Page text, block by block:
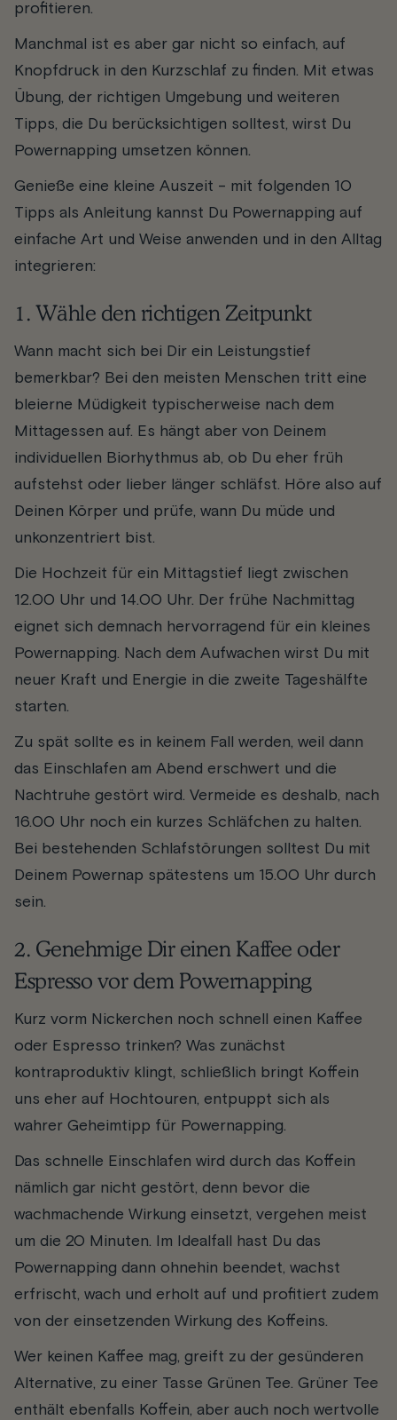
profitieren.
Manchmal ist es aber gar nicht so einfach, auf
Knopfdruck in den Kurzschlaf zu finden. Mit etwas
Übung, der richtigen Umgebung und weiteren
Tipps, die Du berücksichtigen solltest, wirst Du
Powernapping umsetzen können.
Genieße eine kleine Auszeit - mit folgenden 10
Tipps als Anleitung kannst Du Powernapping auf
einfache Art und Weise anwenden und in den Alltag
integrieren:
1. Wähle den richtigen Zeitpunkt
Wann macht sich bei Dir ein Leistungstief
bemerkbar? Bei den meisten Menschen tritt eine
bleierne Müdigkeit typischerweise nach dem
Mittagessen auf. Es hängt aber von Deinem
individuellen Biorhythmus ab, ob Du eher früh
aufstehst oder lieber länger schläfst. Höre also auf
Deinen Körper und prüfe, wann Du müde und
unkonzentriert bist.
Die Hochzeit für ein Mittagstief liegt zwischen
12.00 Uhr und 14.00 Uhr. Der frühe Nachmittag
eignet sich demnach hervorragend für ein kleines
Powernapping. Nach dem Aufwachen wirst Du mit
neuer Kraft und Energie in die zweite Tageshälfte
starten.
Zu spät sollte es in keinem Fall werden, weil dann
das Einschlafen am Abend erschwert und die
Nachtruhe gestört wird. Vermeide es deshalb, nach
16.00 Uhr noch ein kurzes Schläfchen zu halten.
Bei bestehenden Schlafstörungen solltest Du mit
Deinem Powernap spätestens um 15.00 Uhr durch
sein.
2. Genehmige Dir einen Kaffee oder
Espresso vor dem Powernapping
Kurz vorm Nickerchen noch schnell einen Kaffee
oder Espresso trinken? Was zunächst
kontraproduktiv klingt, schließlich bringt Koffein
uns eher auf Hochtouren, entpuppt sich als
wahrer Geheimtipp für Powernapping.
Das schnelle Einschlafen wird durch das Koffein
nämlich gar nicht gestört, denn bevor die
wachmachende Wirkung einsetzt, vergehen meist
um die 20 Minuten. Im Idealfall hast Du das
Powernapping dann ohnehin beendet, wachst
erfrischt, wach und erholt auf und profitiert zudem
von der einsetzenden Wirkung des Koffeins.
Wer keinen Kaffee mag, greift zu der gesünderen
Alternative, zu einer Tasse Grünen Tee. Grüner Tee
enthält ebenfalls Koffein, aber auch noch wertvolle